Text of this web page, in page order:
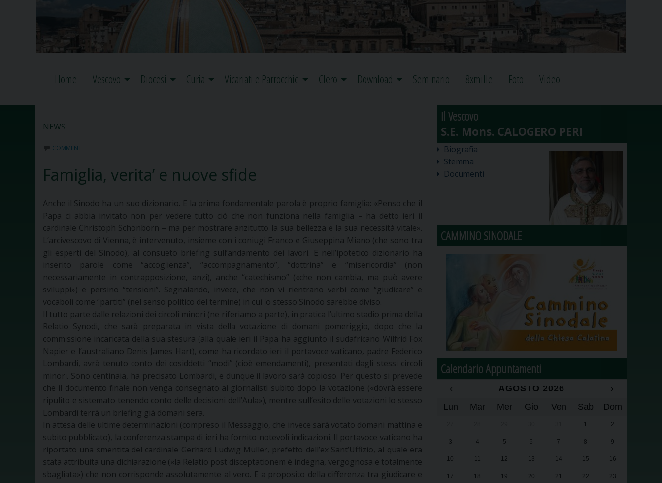
Home Vescovo Diocesi Curia Vicariati e Parrocchie Clero Download Seminario 8xmille Foto Video
NEWS
COMMENT
Famiglia, verita’ e nuove sfide
Anche il Sinodo ha un suo dizionario. E la prima fondamentale parola è proprio famiglia: «Penso che il
Papa ci abbia invitato non per vedere tutto ciò che non funziona nella famiglia – ha detto ieri il
cardinale Christoph Schönborn – ma per mostrare anzitutto la sua bellezza e la sua necessità vitale».
L’arcivescovo di Vienna, è intervenuto, insieme con i coniugi Franco e Giuseppina Miano (che sono tra
gli esperti del Sinodo), al consueto briefing sull’andamento dei lavori. E nell’ipotetico dizionario ha
inserito parole come “accoglienza”, “accompagnamento”, “dottrina” e “misericordia” (non
necessariamente in contrapposizione, anzi), anche “catechismo” («che non cambia, ma può avere
sviluppi») e persino “tensioni”. Segnalando, invece, che non vi rientrano verbi come “giudicare” e
vocaboli come “partiti” (nel senso politico del termine) in cui lo stesso Sinodo sarebbe diviso.
Il tutto parte dalle relazioni dei circoli minori (ne riferiamo a parte), in pratica l’ultimo stadio prima della
Relatio Synodi, che sarà preparata in vista della votazione di domani pomeriggio, dopo che la
commissione incaricata della sua stesura (alla quale ieri il Papa ha aggiunto il sudafricano Wilfrid Fox
Napier e l’australiano Denis James Hart), come ha ricordato ieri il portavoce vaticano, padre Federico
Lombardi, avrà tenuto conto dei cosiddetti “modi” (cioè emendamenti), presentati dagli stessi circoli
minori. Sono centinaia, ha precisato Lombardi, e dunque il lavoro sarà copioso. Per questo si prevede
che il documento finale non venga consegnato ai giornalisti subito dopo la votazione («dovrà essere
ripulito e sistemato tenendo conto delle decisioni dell’Aula»), mentre sull’esito delle votazioni lo stesso
Lombardi terrà un briefing già domani sera.
In attesa delle ultime determinazioni (compreso il Messaggio, che invece sarà votato domani mattina e
subito pubblicato), la conferenza stampa di ieri ha fornito notevoli indicazioni. Il portavoce vaticano ha
riportato una smentita del cardinale Gerhard Ludwig Müller, prefetto dell’ex Sant’Uffizio, al quale era
stata attribuita una dichiarazione («la Relatio post disceptationem è indegna, vergognosa e totalmente
sbagliata») che non corrisponde assolutamente al vero. E a proposito della differenza tra giudicare e
Il Vescovo
Biografia
Stemma
Documenti
CAMMINO SINODALE
Calendario Appuntamenti
‹ AGOSTO 2026
›
Lun
Mar Mer Gio Ven Sab Dom
1 2
3 4 5 6 7 8 9
10 11 12 13 14 15 16
17 18 19 20 21 22 23